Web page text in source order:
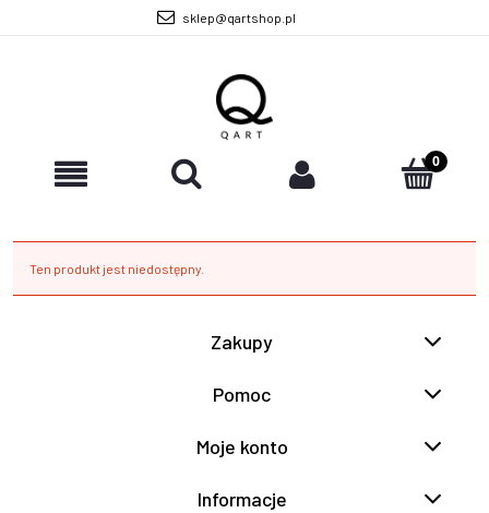
sklep@qartshop.pl
Ten produkt jest niedostępny.
Zakupy
Pomoc
Moje konto
Informacje